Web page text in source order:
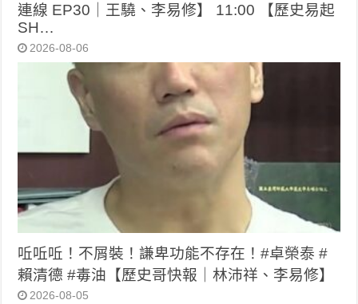
連線 EP30｜王驍、李易修】 11:00 【歷史易起
SH…
2026-08-06
𠰋𠰋𠰋！不屑裝！謙卑功能不存在！#卓榮泰 #
賴清德 #毒油【歷史哥快報｜林沛祥、李易修】
2026-08-05